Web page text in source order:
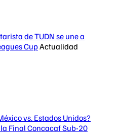
de TUDN se une a
CupActualidad
vs. Estados Unidos?
Final Concacaf Sub-20